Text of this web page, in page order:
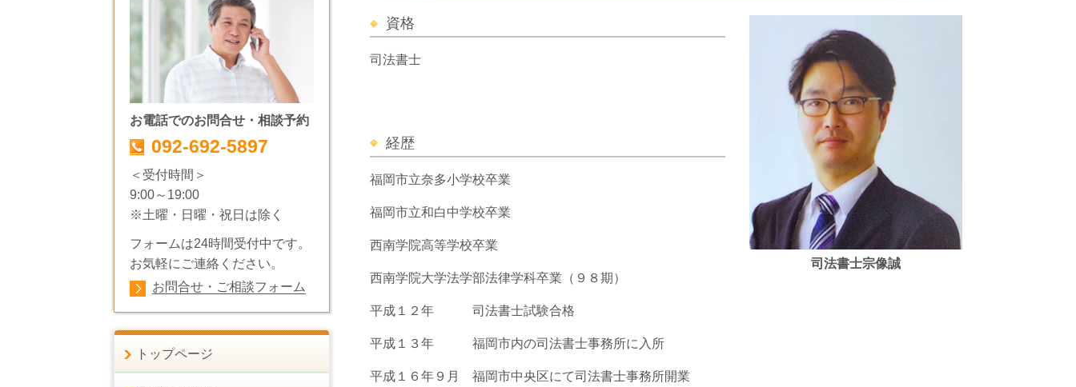
司法書士宗像誠
資格
司法書士
経歴
福岡市立奈多小学校卒業
福岡市立和白中学校卒業
西南学院高等学校卒業
西南学院大学法学部法律学科卒業（９８期）
平成１２年 司法書士試験合格
平成１３年 福岡市内の司法書士事務所に入所
平成１６年９月 福岡市中央区にて司法書士事務所開業
お電話でのお問合せ・相談予約
092-692-5897
＜受付時間＞
9:00～19:00
※土曜・日曜・祝日は除く
フォームは24時間受付中です。
お気軽にご連絡ください。
お問合せ・ご相談フォーム
トップページ